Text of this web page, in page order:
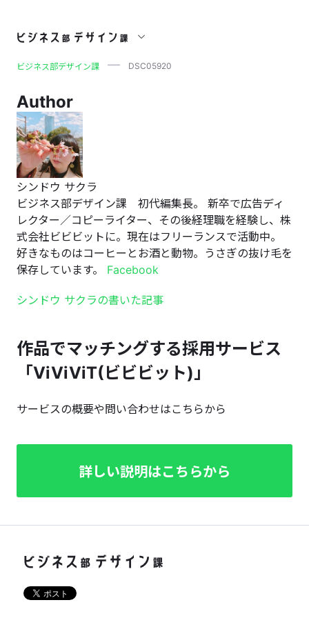
DSC05920
ビジネス部デザイン課 DSC05920
Author
シンドウ サクラ
ビジネス部デザイン課 初代編集長。 新卒で広告ディ
レクター／コピーライター、その後経理職を経験し、株
式会社ビビビットに。現在はフリーランスで活動中。
好きなものはコーヒーとお酒と動物。うさぎの抜け毛を
保存しています。 Facebook
シンドウ サクラの書いた記事
作品でマッチングする採用サービス
「ViViViT(ビビビット)」
サービスの概要や問い合わせはこちらから
詳しい説明はこちらから